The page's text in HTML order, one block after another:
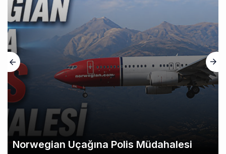
Norwegian Uçağına Polis Müdahalesi